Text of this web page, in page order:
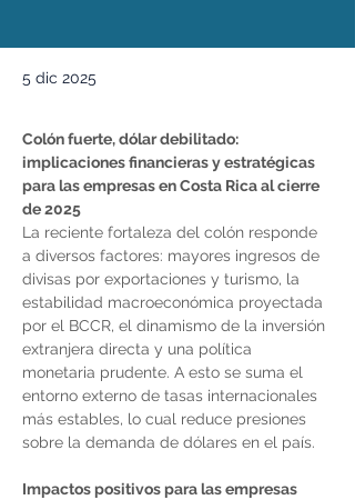
5 dic 2025
Colón fuerte, dólar debilitado:
implicaciones financieras y estratégicas
para las empresas en Costa Rica al cierre
de 2025
La reciente fortaleza del colón responde
a diversos factores: mayores ingresos de
divisas por exportaciones y turismo, la
estabilidad macroeconómica proyectada
por el BCCR, el dinamismo de la inversión
extranjera directa y una política
monetaria prudente. A esto se suma el
entorno externo de tasas internacionales
más estables, lo cual reduce presiones
sobre la demanda de dólares en el país.
Impactos positivos para las empresas